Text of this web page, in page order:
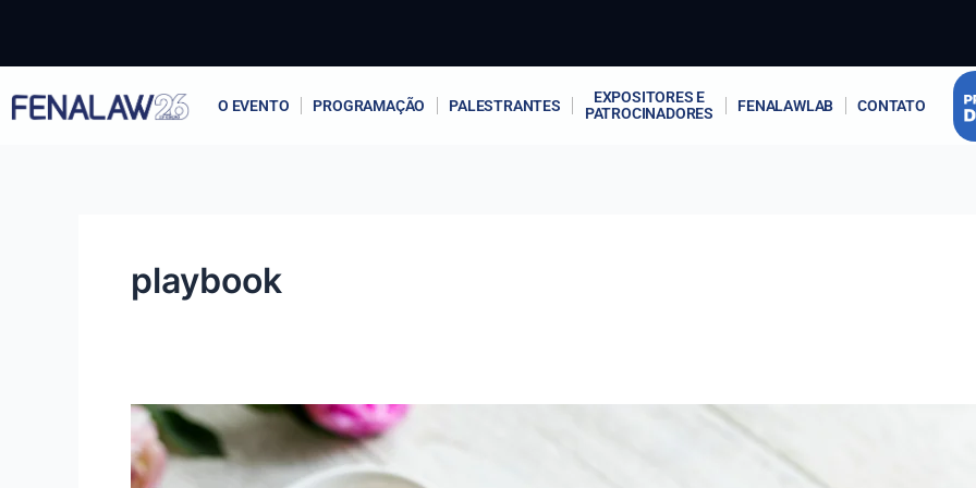
o
conteúdo
O EVENTO PROGRAMAÇÃO PALESTRANTES
EXPOSITORES E
PATROCINADORES
FENALAWLAB CONTATO
playbook
O
que
é